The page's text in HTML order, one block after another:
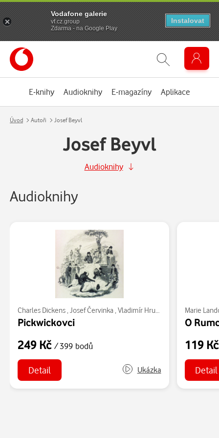
E-knihy Audioknihy E-magazíny Aplikace
Úvod Autoři Josef Beyvl
Josef Beyvl
Audioknihy
Audioknihy
Charles Dickens, Josef Červinka , Vladimír Hrubý Josef Beyvl ,
Pickwickovci
249 Kč / 399 bodů
Detail Ukázka
Marie
O
119
Detail
Vodafone galerie
vf.cz.group
Zdarma - na Google Play
Instalovat